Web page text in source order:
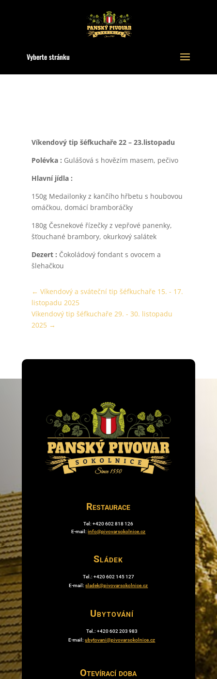
Vyberte stránku
Víkendový tip šéfkuchaře 22 – 23.listopadu
Polévka : Gulášová s hovězím masem, pečivo
Hlavní jídla :
150g Medailonky z kančího hřbetu s houbovou
omáčkou, domácí bramboráčky
180g Česnekové řízečky z vepřové panenky,
šťouchané brambory, okurkový salátek
Dezert : Čokoládový fondant s ovocem a
šlehačkou
← Víkendový a sváteční tip šéfkuchaře 15. - 17.
listopadu 2025
Víkendový tip šéfkuchaře 29. - 30. listopadu
2025→
Restaurace
Tel: +420 602 818 126
E-mail:info@pivovarsokolnice.cz
Sládek
Tel.: +420 602 145 127
E-mail:sladek@pivovarsokolnice.cz
Ubytování
Tel.: +420 602 203 983
E-mail:ubytovani@pivovarsokolnice.cz
Otevírací doba